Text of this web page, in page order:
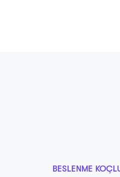
BESLENME